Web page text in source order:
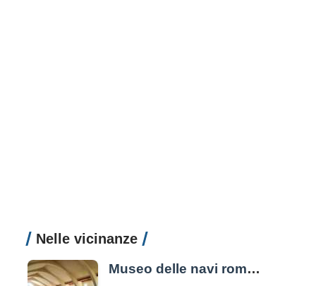
Nelle vicinanze
Museo delle navi romane di Nemi